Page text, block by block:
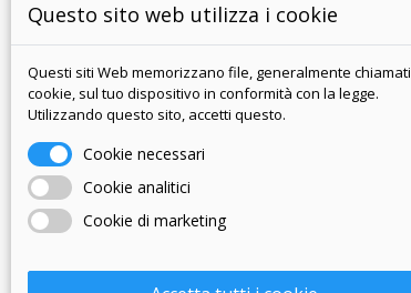
INFORMAZIONI
Termini e Condizioni
politica sulla riservatezza
Spedizione e pagamento
Restituzione della merce
Questo sito web utilizza i cookie
Questi siti Web memorizzano file, generalmente chiamati
cookie, sul tuo dispositivo in conformità con la legge.
Utilizzando questo sito, accetti questo.
Cookie necessari
Cookie analitici
Cookie di marketing